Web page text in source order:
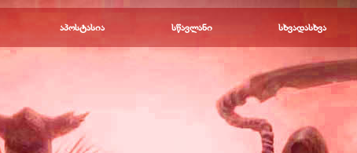
▼
აპოსტასია ▼
სწავლანი ▼
სხვადასხვა